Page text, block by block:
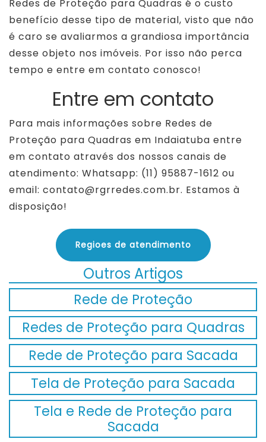
Redes de Proteção para Quadras é o custo
benefício desse tipo de material, visto que não
é caro se avaliarmos a grandiosa importância
desse objeto nos imóveis. Por isso não perca
tempo e entre em contato conosco!
Entre em contato
Para mais informações sobre Redes de
Proteção para Quadras em Indaiatuba entre
em contato através dos nossos canais de
atendimento: Whatsapp: (11) 95887-1612 ou
email: contato@rgrredes.com.br. Estamos à
disposição!
Regioes de atendimento
Outros Artigos
Rede de Proteção
Redes de Proteção para Quadras
Rede de Proteção para Sacada
Tela de Proteção para Sacada
Tela e Rede de Proteção para
Sacada